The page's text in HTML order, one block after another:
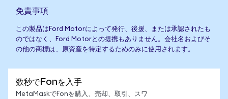
免責事項
この製品はFord Motorによって発行、後援、または承認されたも
のではなく、Ford Motorとの提携もありません。会社名およびそ
の他の商標は、原資産を特定するためのみに使用されます。
数秒でFonを入手
MetaMaskでFonを購入、売却、取引、スワ